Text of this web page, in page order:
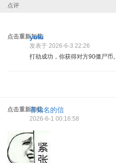
点评
点击重新加载
yoki
发表于 2026-6-3 22:26
打劫成功，你获得对方90僵尸币。
点击重新加载看知名的信
2026-6-1 00:16:58